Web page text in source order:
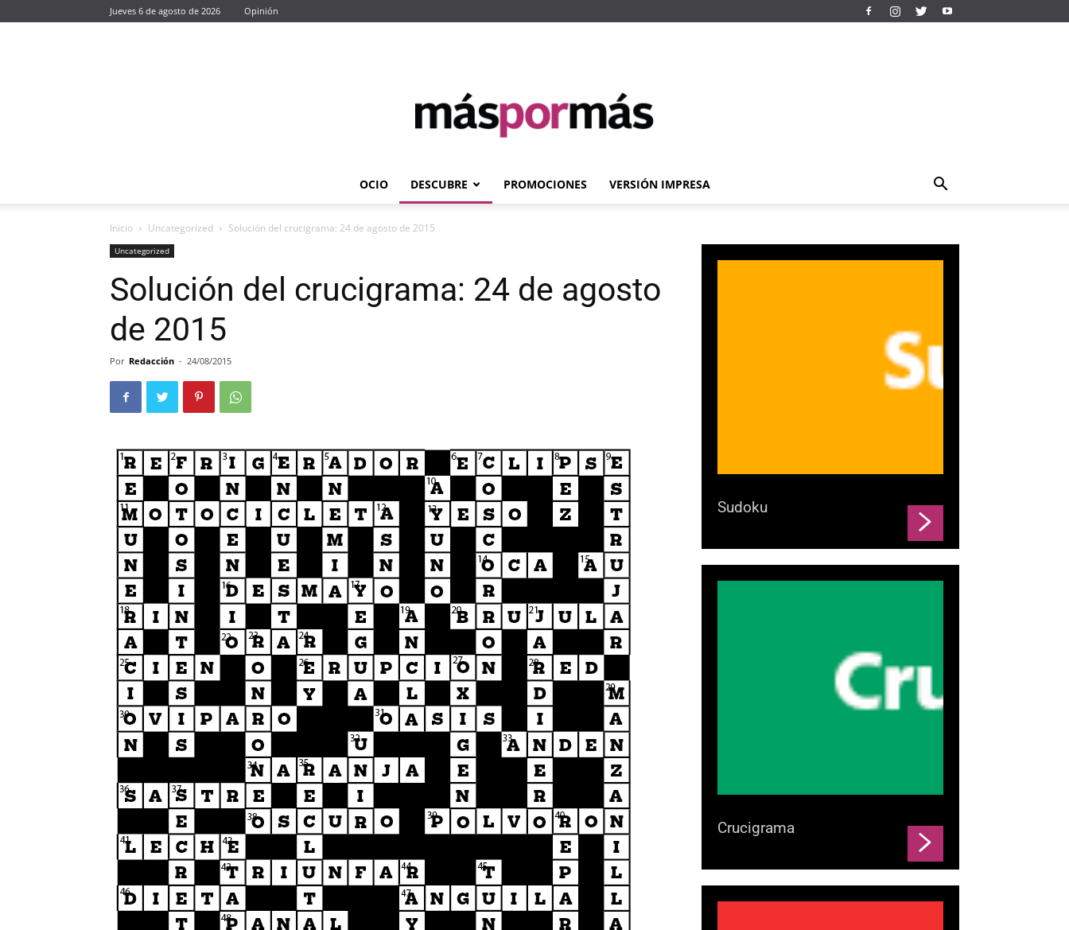
Jueves 6 de agosto de 2026 Opinión
Máspormás
OCIO DESCUBRE PROMOCIONES VERSIÓN IMPRESA
Inicio Uncategorized Solución del crucigrama: 24 de agosto de 2015
Uncategorized
Solución del crucigrama: 24 de agosto
de 2015
Por Redacción - 24/08/2015
Sudoku
Crucigrama